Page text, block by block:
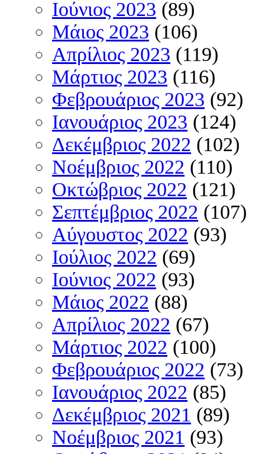
Ιούνιος 2023 (89)
Μάιος 2023 (106)
Απρίλιος 2023 (119)
Μάρτιος 2023 (116)
Φεβρουάριος 2023 (92)
Ιανουάριος 2023 (124)
Δεκέμβριος 2022 (102)
Νοέμβριος 2022 (110)
Οκτώβριος 2022 (121)
Σεπτέμβριος 2022 (107)
Αύγουστος 2022 (93)
Ιούλιος 2022 (69)
Ιούνιος 2022 (93)
Μάιος 2022 (88)
Απρίλιος 2022 (67)
Μάρτιος 2022 (100)
Φεβρουάριος 2022 (73)
Ιανουάριος 2022 (85)
Δεκέμβριος 2021 (89)
Νοέμβριος 2021 (93)